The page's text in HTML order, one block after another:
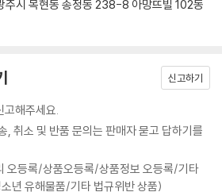
주시 목현동 송정동 238-8 아망뜨빌 102동
신고하기
고해주세요.
, 취소 및 반품 문의는 판매자 묻고 답하기를
오등록/상품오등록/상품정보 오등록/기타
년 유해물품/기타 법규위반 상품)